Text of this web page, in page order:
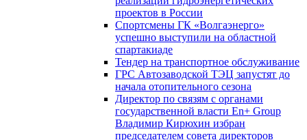
проектов в России
Спортсмены ГК «Волгаэнерго»
успешно выступили на областной
спартакиаде
Тендер на транспортное обслуживание
ГРС Автозаводской ТЭЦ запустят до
начала отопительного сезона
Директор по связям с органами
государственной власти En+ Group
Владимир Кирюхин избран
председателем совета директоров